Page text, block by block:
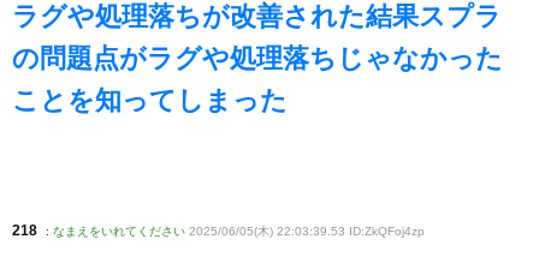
ラグや処理落ちが改善された結果スプラ
の問題点がラグや処理落ちじゃなかった
ことを知ってしまった
218 : なまえをいれてください 2025/06/05(木) 22:03:39.53 ID:ZkQFoj4zp